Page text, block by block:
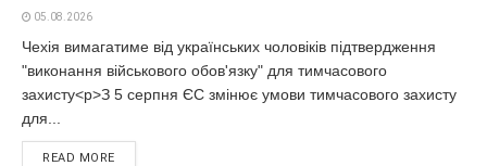
05.08.2026
Чехія вимагатиме від українських чоловіків підтвердження
"виконання військового обов'язку" для тимчасового
захисту<p>З 5 серпня ЄС змінює умови тимчасового захисту
для...
READ MORE